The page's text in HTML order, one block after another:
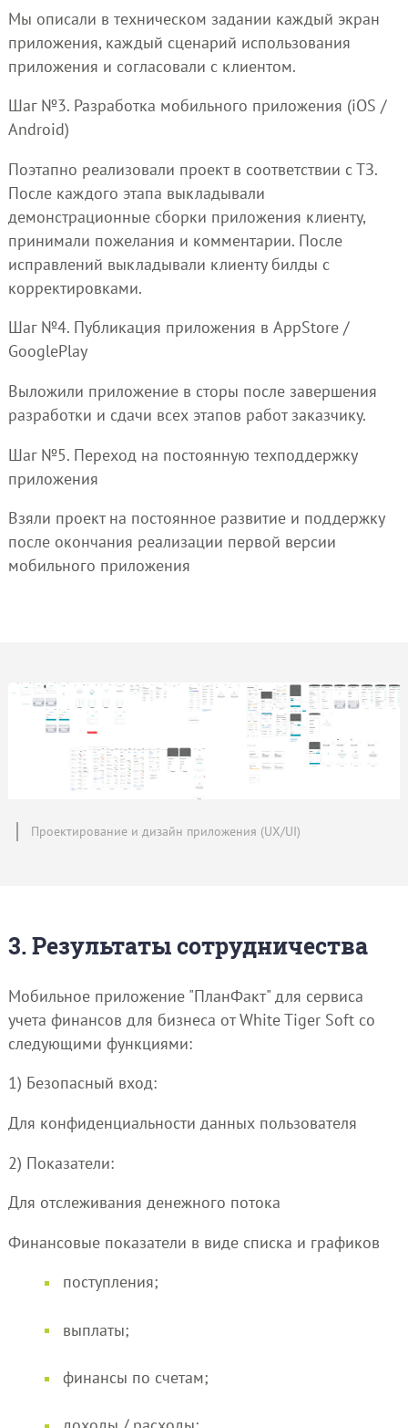
Мы описали в техническом задании каждый экран
приложения, каждый сценарий использования
приложения и согласовали с клиентом.
Шаг №3. Разработка мобильного приложения (iOS /
Android)
Поэтапно реализовали проект в соответствии с ТЗ.
После каждого этапа выкладывали
демонстрационные сборки приложения клиенту,
принимали пожелания и комментарии. После
исправлений выкладывали клиенту билды с
корректировками.
Шаг №4. Публикация приложения в AppStore /
GooglePlay
Выложили приложение в сторы после завершения
разработки и сдачи всех этапов работ заказчику.
Шаг №5. Переход на постоянную техподдержку
приложения
Взяли проект на постоянное развитие и поддержку
после окончания реализации первой версии
мобильного приложения
Проектирование и дизайн приложения (UX/UI)
3. Результаты сотрудничества
Мобильное приложение "ПланФакт" для сервиса
учета финансов для бизнеса от White Tiger Soft со
следующими функциями:
1) Безопасный вход:
Для конфиденциальности данных пользователя
2) Показатели:
Для отслеживания денежного потока
Финансовые показатели в виде списка и графиков
поступления;
выплаты;
финансы по счетам;